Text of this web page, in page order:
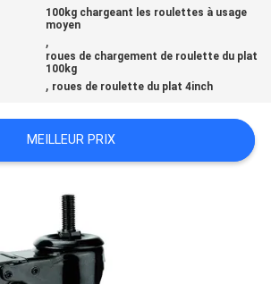
100kg chargeant les roulettes à usage
moyen
,
roues de chargement de roulette du plat
100kg
, roues de roulette du plat 4inch
MEILLEUR PRIX